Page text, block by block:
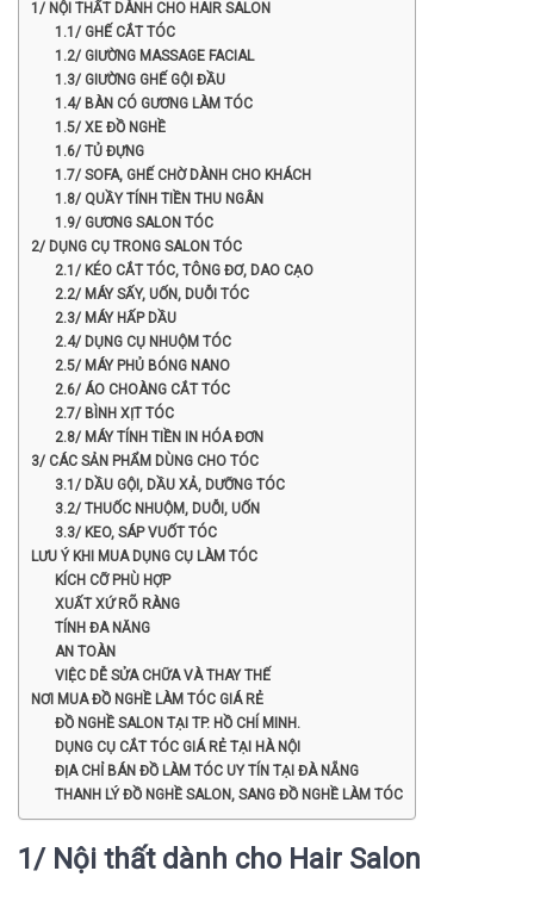
1/ NỘI THẤT DÀNH CHO HAIR SALON
1.1/ GHẾ CẮT TÓC
1.2/ GIƯỜNG MASSAGE FACIAL
1.3/ GIƯỜNG GHẾ GỘI ĐẦU
1.4/ BÀN CÓ GƯƠNG LÀM TÓC
1.5/ XE ĐỒ NGHỀ
1.6/ TỦ ĐỰNG
1.7/ SOFA, GHẾ CHỜ DÀNH CHO KHÁCH
1.8/ QUẦY TÍNH TIỀN THU NGÂN
1.9/ GƯƠNG SALON TÓC
2/ DỤNG CỤ TRONG SALON TÓC
2.1/ KÉO CẮT TÓC, TÔNG ĐƠ, DAO CẠO
2.2/ MÁY SẤY, UỐN, DUỖI TÓC
2.3/ MÁY HẤP DẦU
2.4/ DỤNG CỤ NHUỘM TÓC
2.5/ MÁY PHỦ BÓNG NANO
2.6/ ÁO CHOÀNG CẮT TÓC
2.7/ BÌNH XỊT TÓC
2.8/ MÁY TÍNH TIỀN IN HÓA ĐƠN
3/ CÁC SẢN PHẨM DÙNG CHO TÓC
3.1/ DẦU GỘI, DẦU XẢ, DƯỠNG TÓC
3.2/ THUỐC NHUỘM, DUỖI, UỐN
3.3/ KEO, SÁP VUỐT TÓC
LƯU Ý KHI MUA DỤNG CỤ LÀM TÓC
KÍCH CỠ PHÙ HỢP
XUẤT XỨ RÕ RÀNG
TÍNH ĐA NĂNG
AN TOÀN
VIỆC DỄ SỬA CHỮA VÀ THAY THẾ
NƠI MUA ĐỒ NGHỀ LÀM TÓC GIÁ RẺ
ĐỒ NGHỀ SALON TẠI TP. HỒ CHÍ MINH.
DỤNG CỤ CẮT TÓC GIÁ RẺ TẠI HÀ NỘI
ĐỊA CHỈ BÁN ĐỒ LÀM TÓC UY TÍN TẠI ĐÀ NẴNG
THANH LÝ ĐỒ NGHỀ SALON, SANG ĐỒ NGHỀ LÀM TÓC
1/ Nội thất dành cho Hair Salon